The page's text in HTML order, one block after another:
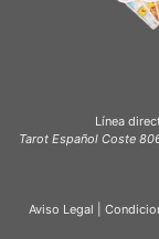
Línea
Tarot Español Coste
Aviso Legal